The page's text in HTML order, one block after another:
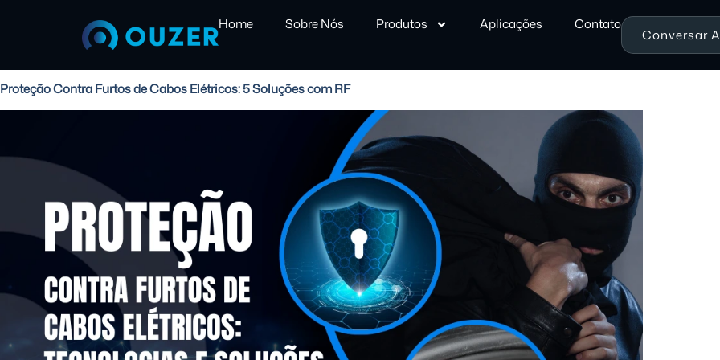
Home Sobre Nós Produtos Aplicações Contato
Conversar
Proteção Contra Furtos de Cabos Elétricos: 5 Soluções com RF